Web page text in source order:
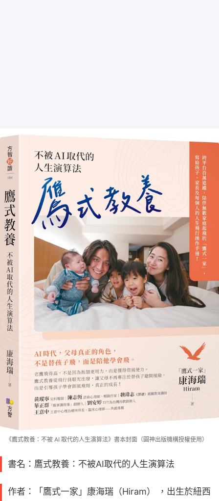
《鷹式教養：不被 AI 取代的人生演算法》書本封面（圓神出版機構授權使用）
書名：鷹式教養：不被AI取代的人生演算法
作者：「鷹式一家」康海瑞（Hiram） ，出生於紐西